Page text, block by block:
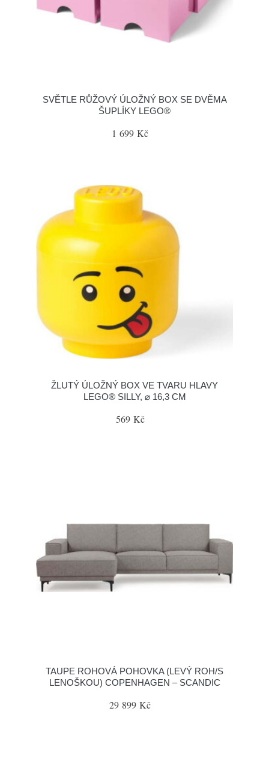
SVĚTLE RŮŽOVÝ ÚLOŽNÝ BOX SE DVĚMA
ŠUPLÍKY LEGO®
1 699 Kč
ŽLUTÝ ÚLOŽNÝ BOX VE TVARU HLAVY
LEGO® SILLY, ⌀ 16,3 CM
569 Kč
TAUPE ROHOVÁ POHOVKA (LEVÝ ROH/S
LENOŠKOU) COPENHAGEN – SCANDIC
29 899 Kč